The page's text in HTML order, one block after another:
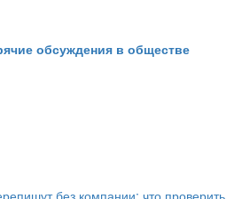
обсуждения в обществе